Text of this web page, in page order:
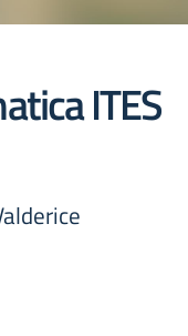
ITES